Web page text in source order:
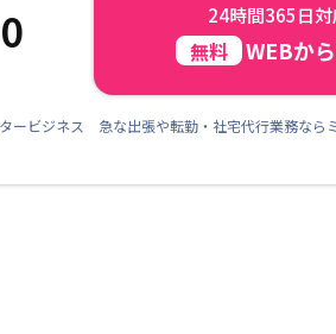
24時間365日
無料 WEBか
ービジネス 急な出張や転勤・社宅代行業務なら